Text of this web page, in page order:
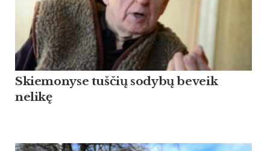
Skiemonyse tuščių sodybų beveik
nelikę